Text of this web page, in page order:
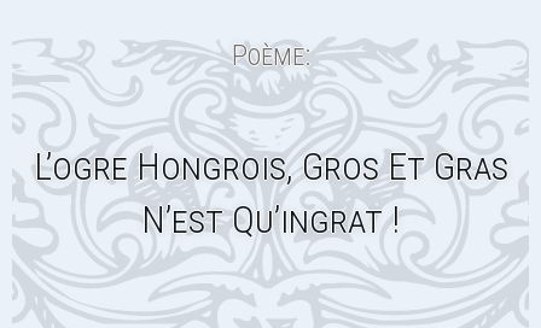
Poème:
L’ogre Hongrois, Gros Et Gras
N’est Qu’ingrat !